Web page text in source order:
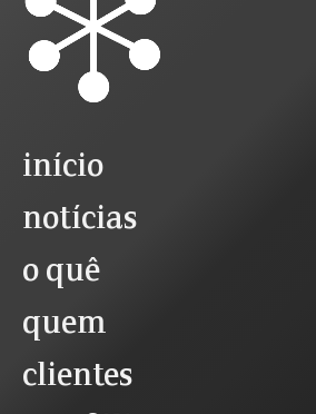
início
notícias
o quê
quem
clientes